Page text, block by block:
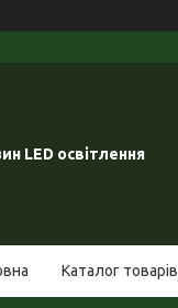
LED освітлення
Каталог товарів